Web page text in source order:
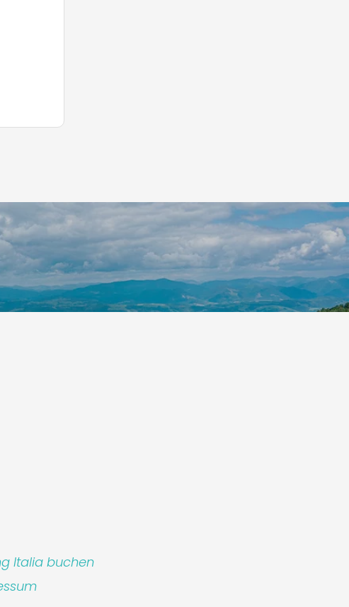
Koobcamp S.r.l.
Italia buchen